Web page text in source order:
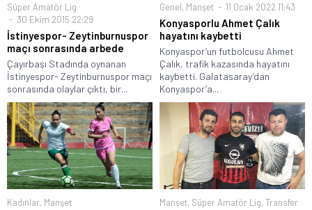
Süper Amatör Lig
30 Ekim 2015 22:29
İstinyespor- Zeytinburnuspor
maçı sonrasında arbede
Çayırbaşı Stadında oynanan
İstinyespor- Zeytinburnuspor maçı
sonrasında olaylar çıktı, bir...
Genel, Manşet 11 Ocak 2022 11:43
Konyasporlu Ahmet Çalık
hayatını kaybetti
Konyaspor’un futbolcusu Ahmet
Çalık, trafik kazasında hayatını
kaybetti. Galatasaray’dan
Konyaspor’a...
Kadınlar, Manşet
Manşet, Süper Amatör Lig, Transfer